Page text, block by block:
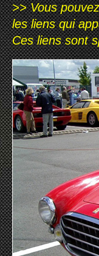
>> Vous
les liens qui
Ces liens sont